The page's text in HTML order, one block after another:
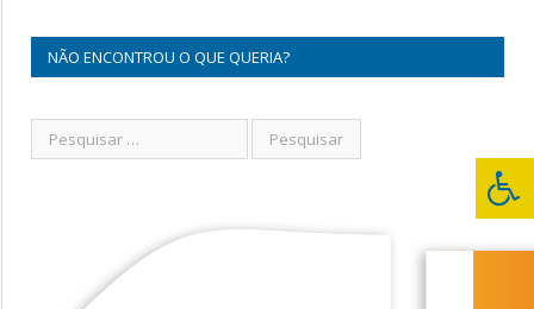
NÃO ENCONTROU O QUE QUERIA?